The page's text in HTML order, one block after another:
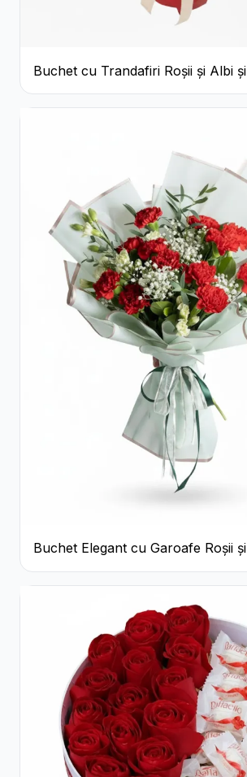
Buchet cu Trandafiri Roșii și Albi și
Gypsophila
Buchet Elegant cu Garoafe Roșii și
Floarea Miresei